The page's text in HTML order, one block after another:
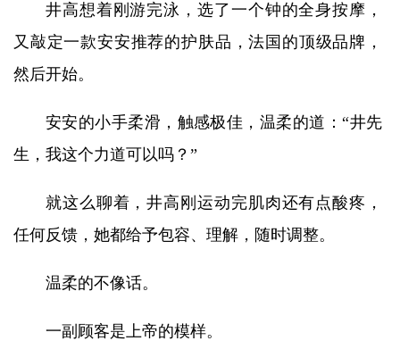
井高想着刚游完泳，选了一个钟的全身按摩，
又敲定一款安安推荐的护肤品，法国的顶级品牌，
然后开始。
安安的小手柔滑，触感极佳，温柔的道：“井先
生，我这个力道可以吗？”
就这么聊着，井高刚运动完肌肉还有点酸疼，
任何反馈，她都给予包容、理解，随时调整。
温柔的不像话。
一副顾客是上帝的模样。